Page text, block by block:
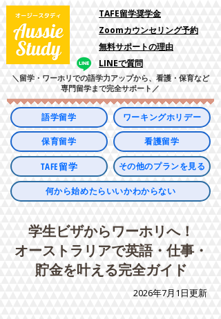
​TAFE留学奨学金
Zoomカウンセリング予約
​無料サポートの理由
LINEで質問
＼留学・ワーホリでの語学力アップから、看護・保育など
専門留学まで完全サポート／
語学留学
保育留学
TAFE留学
ワーキングホリデー
看護留学
その他のプランを見る
何から始めたらいいかわからない
学生ビザからワーホリへ！
オーストラリアで英語・仕事・
貯金を叶える完全ガイド
2026年7月1日更新